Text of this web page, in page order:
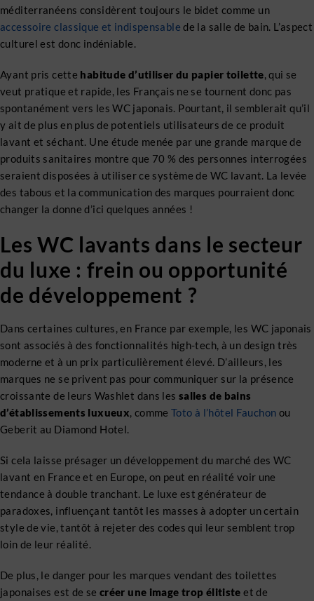
méditerranéens considèrent toujours le bidet comme un
accessoire classique et indispensable de la salle de bain. L’aspect
culturel est donc indéniable.
Ayant pris cette habitude d’utiliser du papier toilette, qui se
veut pratique et rapide, les Français ne se tournent donc pas
spontanément vers les WC japonais. Pourtant, il semblerait qu’il
y ait de plus en plus de potentiels utilisateurs de ce produit
lavant et séchant. Une étude menée par une grande marque de
produits sanitaires montre que 70 % des personnes interrogées
seraient disposées à utiliser ce système de WC lavant. La levée
des tabous et la communication des marques pourraient donc
changer la donne d’ici quelques années !
Les WC lavants dans le secteur
du luxe : frein ou opportunité
de développement ?
Dans certaines cultures, en France par exemple, les WC japonais
sont associés à des fonctionnalités high-tech, à un design très
moderne et à un prix particulièrement élevé. D’ailleurs, les
marques ne se privent pas pour communiquer sur la présence
croissante de leurs Washlet dans les salles de bains
d’établissements luxueux, comme Toto à l’hôtel Fauchon ou
Geberit au Diamond Hotel.
Si cela laisse présager un développement du marché des WC
lavant en France et en Europe, on peut en réalité voir une
tendance à double tranchant. Le luxe est générateur de
paradoxes, influençant tantôt les masses à adopter un certain
style de vie, tantôt à rejeter des codes qui leur semblent trop
loin de leur réalité.
De plus, le danger pour les marques vendant des toilettes
japonaises est de se créer une image trop élitiste et de